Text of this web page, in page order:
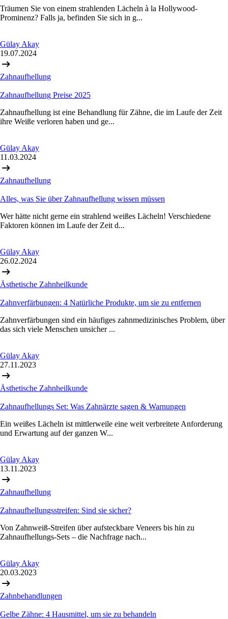
Träumen Sie von einem strahlenden Lächeln à la Hollywood-
Prominenz? Falls ja, befinden Sie sich in g...
Gülay Akay
19.07.2024
Zahnaufhellung
Zahnaufhellung Preise 2025
Zahnaufhellung ist eine Behandlung für Zähne, die im Laufe der Zeit
ihre Weiße verloren haben und ge...
Gülay Akay
11.03.2024
Zahnaufhellung
Alles, was Sie über Zahnaufhellung wissen müssen
Wer hätte nicht gerne ein strahlend weißes Lächeln! Verschiedene
Faktoren können im Laufe der Zeit d...
Gülay Akay
26.02.2024
Ästhetische Zahnheilkunde
Zahnverfärbungen: 4 Natürliche Produkte, um sie zu entfernen
Zahnverfärbungen sind ein häufiges zahnmedizinisches Problem, über
das sich viele Menschen unsicher ...
Gülay Akay
27.11.2023
Ästhetische Zahnheilkunde
Zahnaufhellungs Set: Was Zahnärzte sagen & Warnungen
Ein weißes Lächeln ist mittlerweile eine weit verbreitete Anforderung
und Erwartung auf der ganzen W...
Gülay Akay
13.11.2023
Zahnaufhellung
Zahnaufhellungsstreifen: Sind sie sicher?
Von Zahnweiß-Streifen über aufsteckbare Veneers bis hin zu
Zahnaufhellungs-Sets – die Nachfrage nach...
Gülay Akay
20.03.2023
Zahnbehandlungen
Gelbe Zähne: 4 Hausmittel, um sie zu behandeln